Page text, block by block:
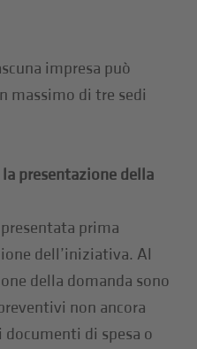
impresa può
massimo di tre sedi
presentazione della
prima
dell’iniziativa. Al
della domanda sono
non ancora
di spesa o